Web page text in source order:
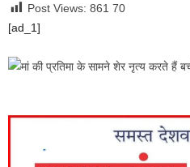
Post Views: 861 70
[ad_1]